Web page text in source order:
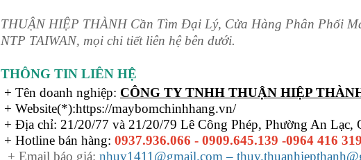
THUẬN HIỆP THÀNH Cần Tìm Đại Lý, Cửa Hàng Phân Phối
NTP TAIWAN, mọi chi tiết liên hệ bên dưới.
THÔNG TIN LIÊN HỆ
+ Tên doanh nghiệp: CÔNG TY TNHH THUẬN HIỆP
+ Website(*):https://maybomchinhhang.vn/
+ Địa chỉ: 21/20/77 và 21/20/79 Lê Công Phép, Phường An Lạc,
+ Hotline bán hàng: 0937.936.066 - 0909.645.139 -0964 416 319
+ Email báo giá: nhuy1411@gmail.com –